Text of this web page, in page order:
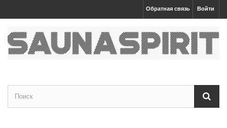
Войти
Обратная связь